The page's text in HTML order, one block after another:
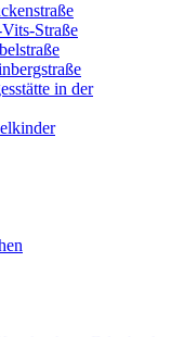
Straße
in der